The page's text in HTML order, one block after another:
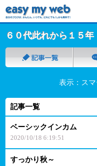
６０代此れから１５年
表示：ス
記事一覧
ベーシックインカム
2020/10/18 6:19:51
すっかり秋～